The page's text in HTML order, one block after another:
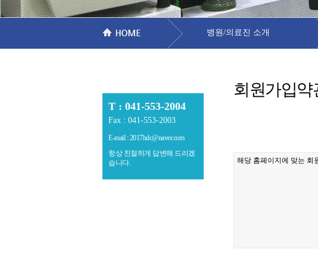
병원/의료진 소개
T : 041-553-2004
Fax : 041-553-2003
E-mail : 2017hdc@naver.com
항상 친절하게 답변해 드리겠
습니다.
회원가입약